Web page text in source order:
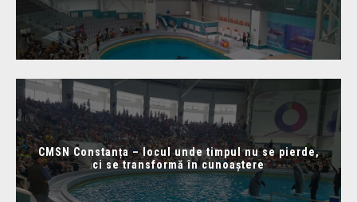
CMSN Constanța – locul unde timpul nu se pierde,
ci se transformă în cunoaștere